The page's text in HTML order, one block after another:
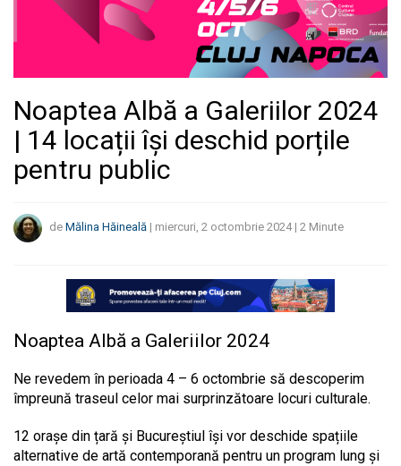
Noaptea Albă a Galeriilor 2024
| 14 locații își deschid porțile
pentru public
de Mălina Hăineală | miercuri, 2 octombrie 2024| 2 Minute
Noaptea Albă a Galeriilor 2024
Ne revedem în perioada 4 – 6 octombrie să descoperim
împreună traseul celor mai surprinzătoare locuri culturale.
12 orașe din țară și Bucureștiul își vor deschide spațiile
alternative de artă contemporană pentru un program lung și